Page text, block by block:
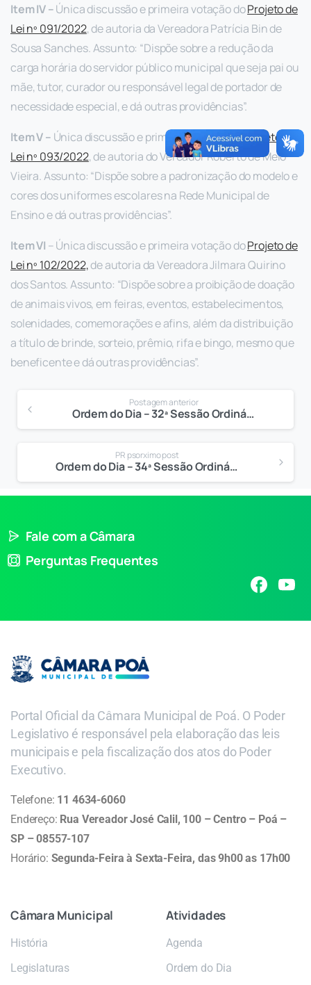
ItemIV–Única discussão e primeira votação doProjeto de
Lei nº 091/2022, de autoria da Vereadora Patrícia Bin de
Sousa Sanches. Assunto: “Dispõe sobre a redução da
carga horária do servidor público municipal que seja pai ou
mãe, tutor, curador ou responsável legal de portador de
necessidade especial, e dá outras providências”.
ItemV– Única discussão e primeira votação doProjeto de
Lei nº 093/2022, de autoria do Vereador Roberto de Melo
Vieira. Assunto: “Dispõe sobre a padronização do modelo e
cores dos uniformes escolares na Rede Municipal de
Ensino e dá outras providências”.
ItemVI – Única discussão e primeira votação doProjeto de
Lei nº 102/2022,de autoria da Vereadora Jilmara Quirino
dos Santos. Assunto: “Dispõe sobre a proibição de doação
de animais vivos, em feiras, eventos, estabelecimentos,
solenidades, comemorações e afins, além da distribuição
a título de brinde, sorteio, prêmio, rifa e bingo, mesmo que
beneficente e dá outras providências”.
Postagem anterior
Ordem do Dia – 32ª Sessão Ordinária
PR psorximo post
Ordem do Dia – 34ª Sessão Ordinária
Fale com a Câmara
Perguntas Frequentes
Portal Oficial da Câmara Municipal de Poá. O Poder
Legislativo é responsável pela elaboração das leis
municipais e pela fiscalização dos atos do Poder
Executivo.
Telefone: 11 4634-6060
Endereço: Rua Vereador José Calil, 100 – Centro – Poá –
SP – 08557-107
Horário: Segunda-Feira à Sexta-Feira, das 9h00 as 17h00
Câmara Municipal
História
Legislaturas
Atividades
Agenda
Ordem do Dia